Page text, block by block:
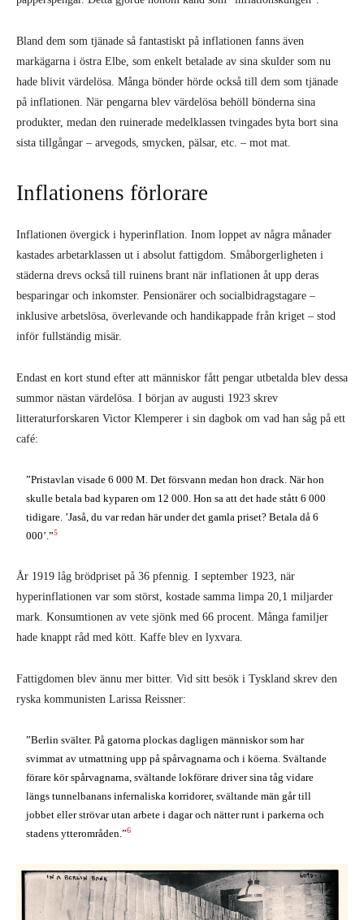
Bland dem som tjänade så fantastiskt på inflationen fanns även
markägarna i östra Elbe, som enkelt betalade av sina skulder som nu
hade blivit värdelösa. Många bönder hörde också till dem som tjänade
på inflationen. När pengarna blev värdelösa behöll bönderna sina
produkter, medan den ruinerade medelklassen tvingades byta bort sina
sista tillgångar – arvegods, smycken, pälsar, etc. – mot mat.
Inflationens förlorare
Inflationen övergick i hyperinflation. Inom loppet av några månader
kastades arbetarklassen ut i absolut fattigdom. Småborgerligheten i
städerna drevs också till ruinens brant när inflationen åt upp deras
besparingar och inkomster. Pensionärer och socialbidragstagare –
inklusive arbetslösa, överlevande och handikappade från kriget – stod
inför fullständig misär.
Endast en kort stund efter att människor fått pengar utbetalda blev dessa
summor nästan värdelösa. I början av augusti 1923 skrev
litteraturforskaren Victor Klemperer i sin dagbok om vad han såg på ett
café:
”Pristavlan visade 6 000 M. Det försvann medan hon drack. När hon
skulle betala bad kyparen om 12 000. Hon sa att det hade stått 6 000
tidigare. ’Jaså, du var redan här under det gamla priset? Betala då 6
000’.”5
År 1919 låg brödpriset på 36 pfennig. I september 1923, när
hyperinflationen var som störst, kostade samma limpa 20,1 miljarder
mark. Konsumtionen av vete sjönk med 66 procent. Många familjer
hade knappt råd med kött. Kaffe blev en lyxvara.
Fattigdomen blev ännu mer bitter. Vid sitt besök i Tyskland skrev den
ryska kommunisten Larissa Reissner:
”Berlin svälter. På gatorna plockas dagligen människor som har
svimmat av utmattning upp på spårvagnarna och i köerna. Svältande
förare kör spårvagnarna, svältande lokförare driver sina tåg vidare
längs tunnelbanans infernaliska korridorer, svältande män går till
jobbet eller strövar utan arbete i dagar och nätter runt i parkerna och
stadens ytterområden.”6